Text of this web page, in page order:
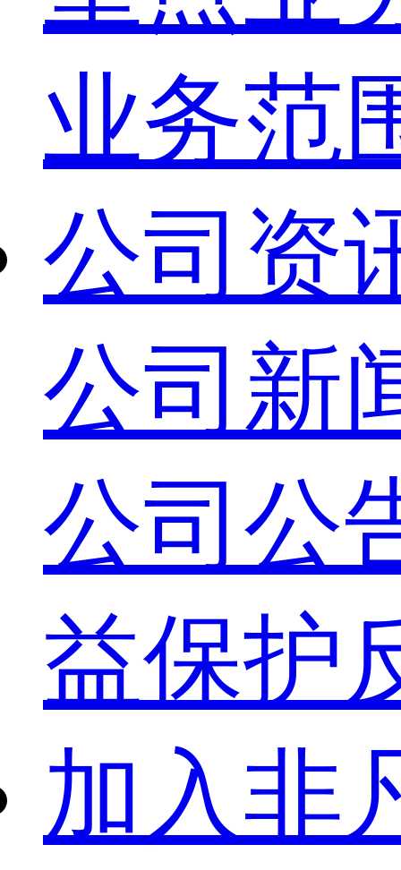
业务范
公司资
公司新
公司公
益保护
加入非